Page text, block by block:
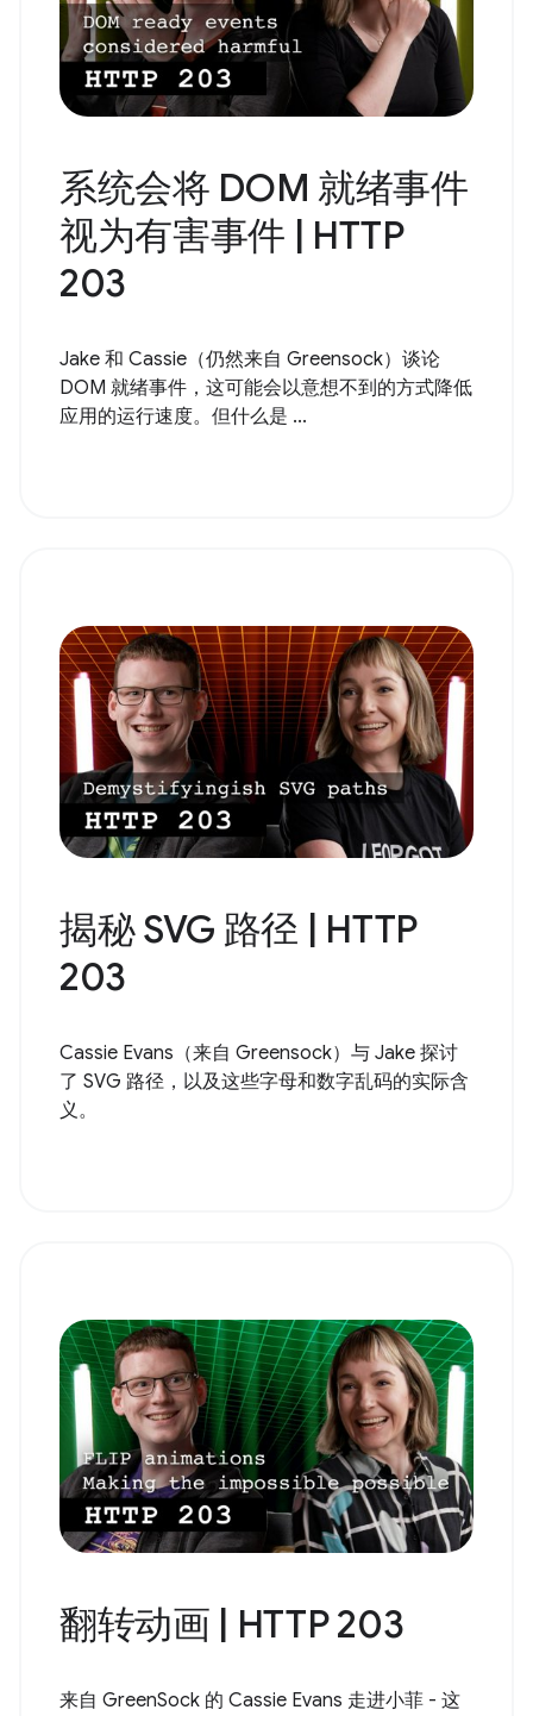
系统会将 DOM 就绪事件
视为有害事件 | HTTP
203
Jake 和 Cassie（仍然来自 Greensock）谈论
DOM 就绪事件，这可能会以意想不到的方式降低
应用的运行速度。但什么是 ...
揭秘 SVG 路径 | HTTP
203
Cassie Evans（来自 Greensock）与 Jake 探讨
了 SVG 路径，以及这些字母和数字乱码的实际含
义。
翻转动画 | HTTP 203
来自 GreenSock 的 Cassie Evans 走进小菲 - 这